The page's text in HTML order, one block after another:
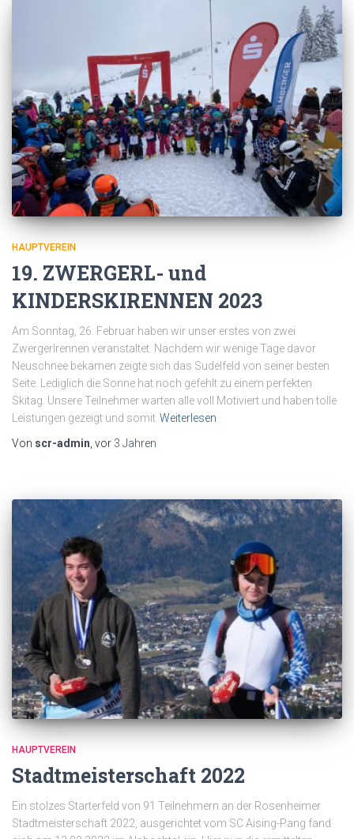
HAUPTVEREIN
19. ZWERGERL- und
KINDERSKIRENNEN 2023
Am Sonntag, 26. Februar haben wir unser erstes von zwei
Zwergerlrennen veranstaltet. Nachdem wir wenige Tage davor
Neuschnee bekamen zeigte sich das Sudelfeld von seiner besten
Seite. Lediglich die Sonne hat noch gefehlt zu einem perfekten
Skitag. Unsere Teilnehmer warten alle voll Motiviert und haben tolle
Leistungen gezeigt und somit Weiterlesen
Von scr-admin , vor 3 Jahren
HAUPTVEREIN
Stadtmeisterschaft 2022
Ein stolzes Starterfeld von 91 Teilnehmern an der Rosenheimer
Stadtmeisterschaft 2022, ausgerichtet vom SC Aising-Pang fand